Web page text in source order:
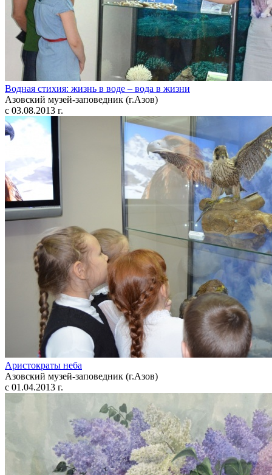
Водная стихия: жизнь в воде – вода в жизни
Азовский музей-заповедник (г.Азов)
с 03.08.2013 г.
Аристократы неба
Азовский музей-заповедник (г.Азов)
с 01.04.2013 г.